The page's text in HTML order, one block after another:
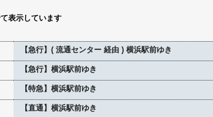
表示しています
【急行】( 流通センター 経由 ) 横浜駅前ゆき
【急行】横浜駅前ゆき
【特急】横浜駅前ゆき
【直通】横浜駅前ゆき